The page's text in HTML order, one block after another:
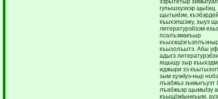
гупышхуэхэр
щытыкIэм,
къыхэпшэжу, зыуэ
литературэбзэм
псалъэмакъыр
къызолъытэ. Абы
адыгэ
ящыщу зыр
иджыри зэ
зым хуэкIуэ-ныр
лъабжьэ зымыгъуэт
лъабжьэр щымыIэу
къыщIэкIынкъым, ауэ